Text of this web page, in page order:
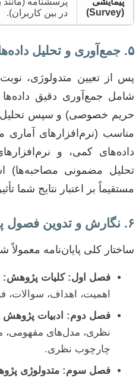
(Survey)
در بین کاربران).
۵. جمع‌آوری و تحلیل داده‌ها
پس از تعیین متدولوژی،
شامل جمع‌آوری دقیق
حریم خصوصی) و سپس تحلیل
تحلیل مضمونی
مستقیماً بر اعتبار نتایج شما
۶. نگارش و تدوین فصول پایان‌نامه
ساختار کلی پایان‌نامه
فصل اول: کلیات پژوهش:
اهمیت، اهداف، سوالات،
فصل دوم: ادبیات پژوهش
نظری، مدل‌های مفهومی،
چارچوب نظری.
فصل سوم: متدولوژی